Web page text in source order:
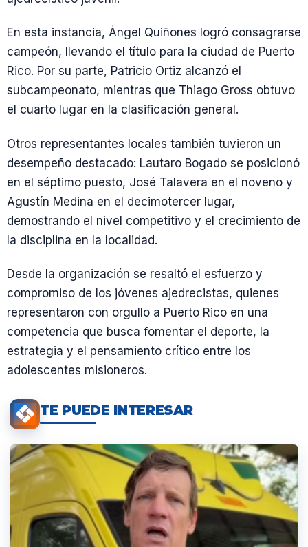
En esta instancia, Ángel Quiñones logró consagrarse
campeón, llevando el título para la ciudad de Puerto
Rico. Por su parte, Patricio Ortiz alcanzó el
subcampeonato, mientras que Thiago Gross obtuvo
el cuarto lugar en la clasificación general.
Otros representantes locales también tuvieron un
desempeño destacado: Lautaro Bogado se posicionó
en el séptimo puesto, José Talavera en el noveno y
Agustín Medina en el decimotercer lugar,
demostrando el nivel competitivo y el crecimiento de
la disciplina en la localidad.
Desde la organización se resaltó el esfuerzo y
compromiso de los jóvenes ajedrecistas, quienes
representaron con orgullo a Puerto Rico en una
competencia que busca fomentar el deporte, la
estrategia y el pensamiento crítico entre los
adolescentes misioneros.
TE PUEDE INTERESAR